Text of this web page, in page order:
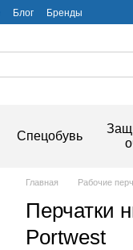
Блог Бренды
Спецобувь
Главная Рабочие
Перчатки
Portwest